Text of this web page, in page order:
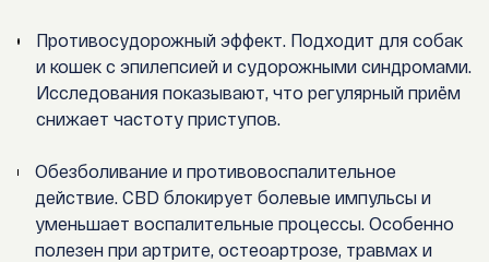
Противосудорожный эффект. Подходит для собак
и кошек с эпилепсией и судорожными синдромами.
Исследования показывают, что регулярный приём
снижает частоту приступов.
Обезболивание и противовоспалительное
действие. CBD блокирует болевые импульсы и
уменьшает воспалительные процессы. Особенно
полезен при артрите, остеоартрозе, травмах и